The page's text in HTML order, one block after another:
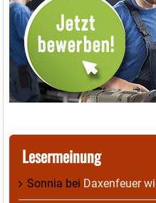
Lesermeinung
Sonnia bei Daxenfeuer